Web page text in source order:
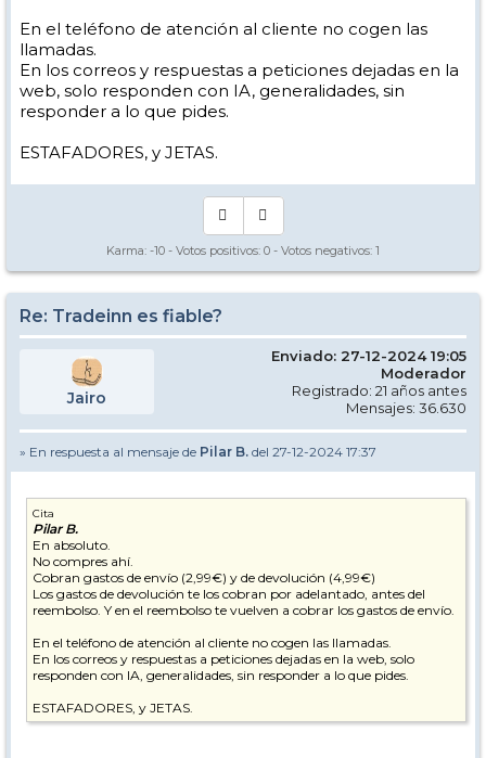
En el teléfono de atención al cliente no cogen las
llamadas.
En los correos y respuestas a peticiones dejadas en la
web, solo responden con IA, generalidades, sin
responder a lo que pides.
ESTAFADORES, y JETAS.
Karma: -10 - Votos positivos: 0 - Votos negativos: 1
Re: Tradeinn es fiable?
Jairo
Enviado: 27-12-2024 19:05
Moderador
Registrado: 21 años antes
Mensajes: 36.630
» En respuesta al mensaje de Pilar B. del 27-12-2024 17:37
Cita
Pilar B.
En absoluto.
No compres ahí.
Cobran gastos de envío (2,99€) y de devolución (4,99€)
Los gastos de devolución te los cobran por adelantado, antes del
reembolso. Y en el reembolso te vuelven a cobrar los gastos de envío.
En el teléfono de atención al cliente no cogen las llamadas.
En los correos y respuestas a peticiones dejadas en la web, solo
responden con IA, generalidades, sin responder a lo que pides.
ESTAFADORES, y JETAS.